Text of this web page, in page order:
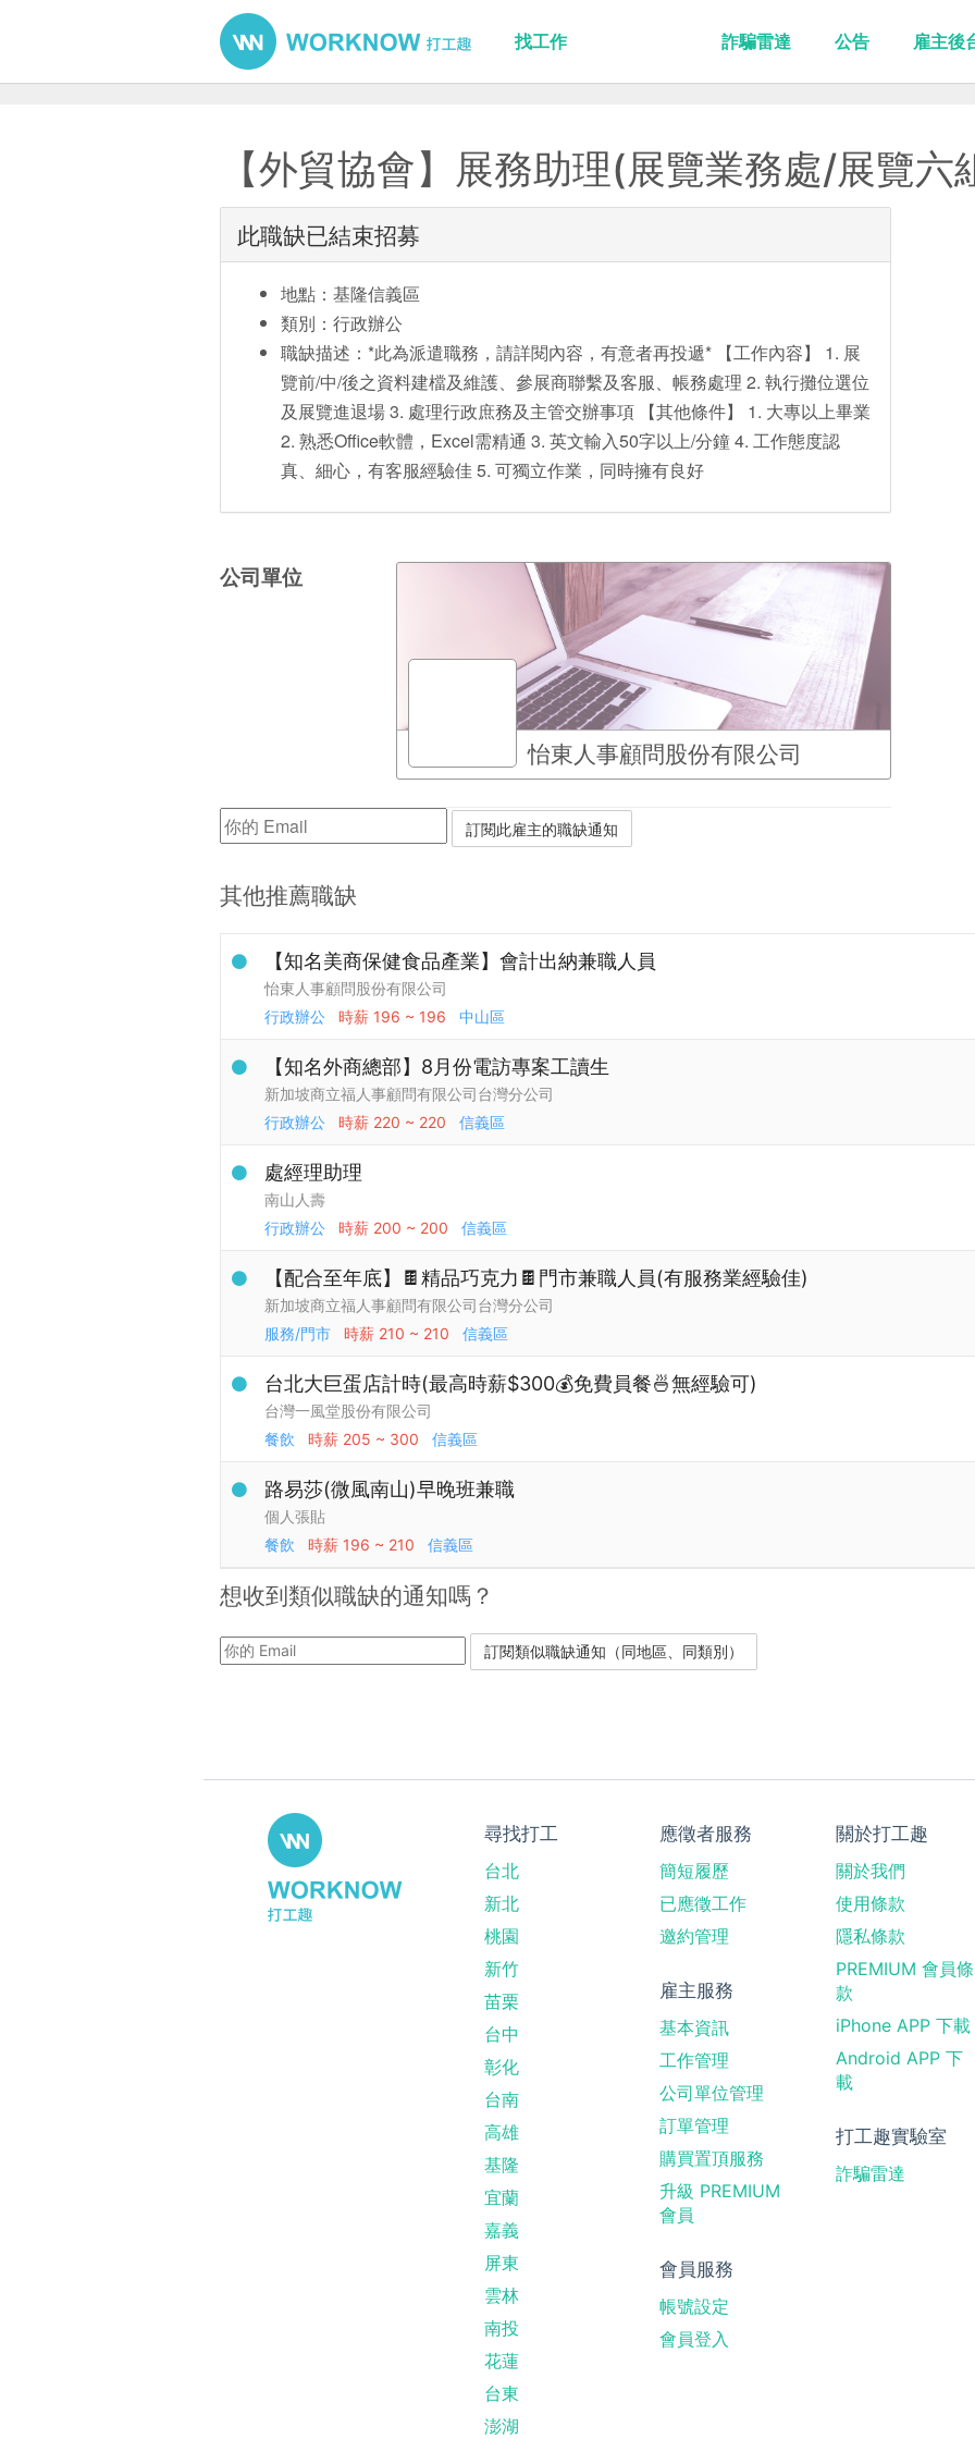
找工作 詐騙雷達 公告 雇主後
【外貿協會】展務助理(展覽業務處/展覽六
此職缺已結束招募
地點：基隆信義區
類別：行政辦公
職缺描述：*此為派遣職務，請詳閱內容，有意者再投遞* 【工作內容】 1. 展
覽前/中/後之資料建檔及維護、參展商聯繫及客服、帳務處理 2. 執行攤位選位
及展覽進退場 3. 處理行政庶務及主管交辦事項 【其他條件】 1. 大專以上畢業
2. 熟悉Office軟體，Excel需精通 3. 英文輸入50字以上/分鐘 4. 工作態度認
真、細心，有客服經驗佳 5. 可獨立作業，同時擁有良好
公司單位
怡東人事顧問股份有限公司
其他推薦職缺
【知名美商保健食品產業】會計出納兼職人員
怡東人事顧問股份有限公司
行政辦公
時薪 196 ~ 196 中山區
【知名外商總部】8月份電訪專案工讀生
新加坡商立福人事顧問有限公司台灣分公司
行政辦公
時薪 220 ~ 220 信義區
處經理助理
南山人壽
行政辦公
時薪 200 ~ 200 信義區
【配合至年底】🍫精品巧克力🍫門市兼職人員(有服務業經驗佳)
新加坡商立福人事顧問有限公司台灣分公司
服務/門市
時薪 210 ~ 210 信義區
台北大巨蛋店計時(最高時薪$300💰免費員餐🍜無經驗可)
台灣一風堂股份有限公司
餐飲
時薪 205 ~ 300 信義區
路易莎(微風南山)早晚班兼職
個人張貼
餐飲
時薪 196 ~ 210 信義區
想收到類似職缺的通知嗎？
尋找打工
台北
新北
桃園
新竹
苗栗
台中
彰化
台南
高雄
基隆
宜蘭
嘉義
屏東
雲林
南投
花蓮
台東
澎湖
應徵者服務
簡短履歷
已應徵工作
邀約管理
雇主服務
基本資訊
工作管理
公司單位管理
訂單管理
購買置頂服務
升級 PREMIUM
會員
會員服務
帳號設定
會員登入
關於打工趣
關於我們
使用條款
隱私條款
PREMIUM 會員條
款
iPhone APP 下載
Android APP 下
載
打工趣實驗室
詐騙雷達